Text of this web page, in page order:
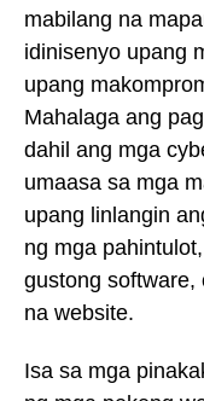
mabilang na
idinisenyo upang
upang
Mahalaga ang
dahil ang mga
umaasa sa mga
upang linlangin
ng mga
gustong software,
na website.
Isa sa mga